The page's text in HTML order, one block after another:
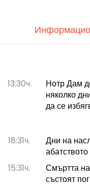
рецептата,
адаптирана
13:30ч.
Нотр Дам
няколко
да се
18:31ч.
Дни на
15:31ч.
Смъртта
състоят